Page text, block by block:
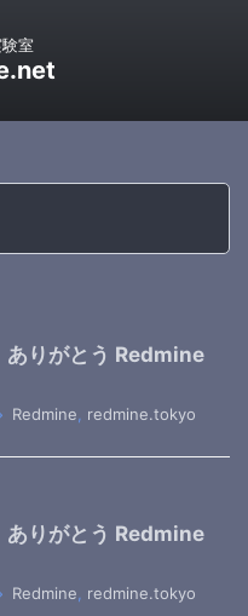
室
ありがとう Redmine
Redmine redmine.tokyo
ありがとう Redmine
Redmine redmine.tokyo